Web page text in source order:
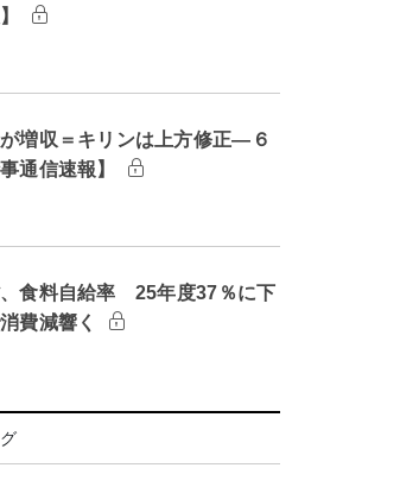
増収＝キリンは上方修正―６
通信速報】
、食料自給率 25年度37％に下
費減響く